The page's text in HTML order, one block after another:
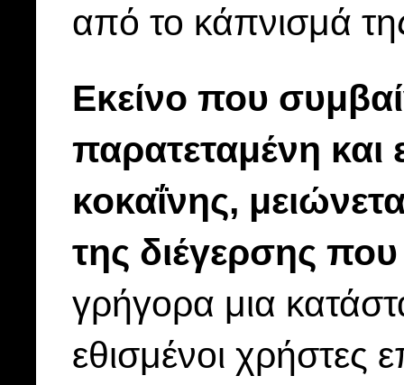
από το κάπνισμά
Εκείνο που
παρατεταμένη
κοκαΐνης,
της διέγερσης
γρήγορα μια
εθισμένοι χρήστες